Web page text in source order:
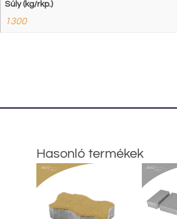
Súly (kg/rkp.)
1300
Hasonló termékek